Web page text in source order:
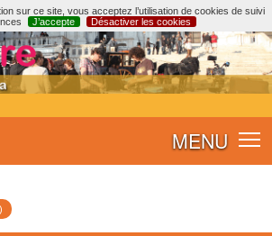
sur ce site, vous acceptez l’utilisation de cookies de suivi
J’accepte Désactiver les cookies
MENU